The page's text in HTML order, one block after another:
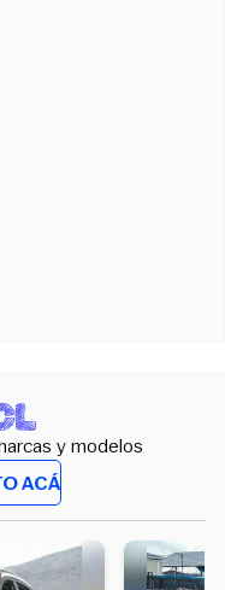
y modelos
ACÁ